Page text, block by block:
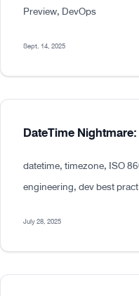
Preview, DevOps
Sept. 14, 2025
DateTime
datetime, timezone, ISO
engineering, dev best
July 28, 2025